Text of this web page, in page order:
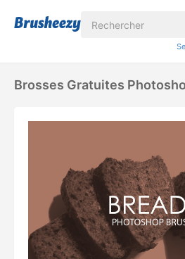
Brosses Gratuites